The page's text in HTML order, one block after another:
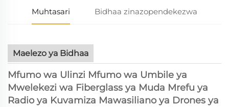
Muhtasari Bidhaa zinazopendekezwa
Maelezo ya Bidhaa
Mfumo wa Ulinzi Mfumo wa Umbile ya
Mwelekezi wa Fiberglass ya Muda Mrefu ya
Radio ya Kuvamiza Mawasiliano ya Drones ya